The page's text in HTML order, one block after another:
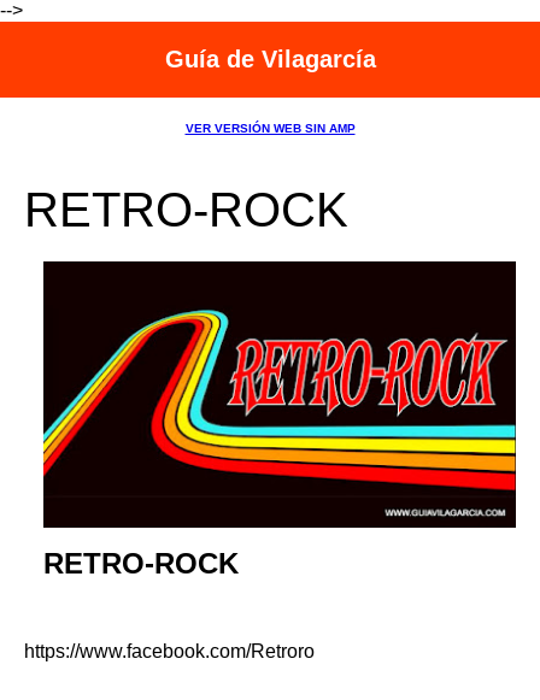
-->
Guía de Vilagarcía
VER VERSIÓN WEB SIN AMP
RETRO-ROCK
RETRO-ROCK
https://www.facebook.com/Retroro